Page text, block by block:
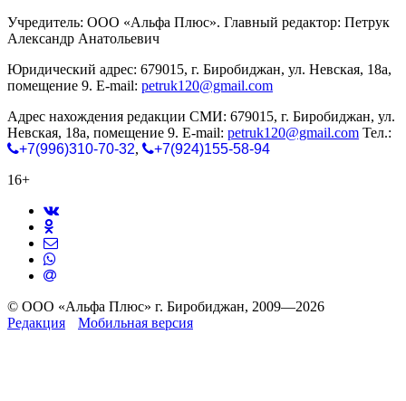
Учредитель: ООО «Альфа Плюс». Главный редактор: Петрук
Александр Анатольевич
Юридический адрес: 679015, г. Биробиджан, ул. Невская, 18а,
помещение 9. E-mail: petruk120@gmail.com
Адрес нахождения редакции СМИ: 679015, г. Биробиджан, ул.
Невская, 18а, помещение 9. E-mail: petruk120@gmail.com Тел.:
+7(996)310-70-32,
+7(924)155-58-94
16+
© ООО «Альфа Плюс» г. Биробиджан, 2009—2026
Редакция
Мобильная версия